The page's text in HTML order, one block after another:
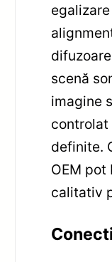
scenă
imagine
definite.
OEM
calitativ